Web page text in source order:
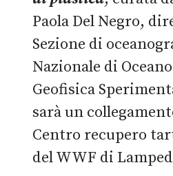
Paola Del Negro,
Sezione di
Nazionale di
Geofisica
sarà un
Centro recupero
del WWF di